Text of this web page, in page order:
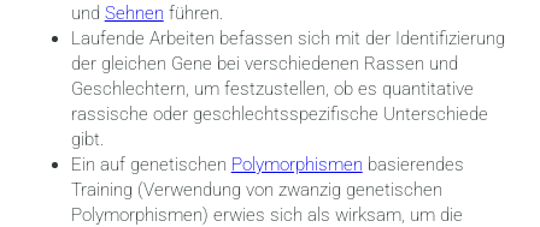
und Sehnen führen.
Laufende Arbeiten befassen sich mit der Identifizierung
der gleichen Gene bei verschiedenen Rassen und
Geschlechtern, um festzustellen, ob es quantitative
rassische oder geschlechtsspezifische Unterschiede
gibt.
Ein auf genetischen Polymorphismen basierendes
Training (Verwendung von zwanzig genetischen
Polymorphismen) erwies sich als wirksam, um die